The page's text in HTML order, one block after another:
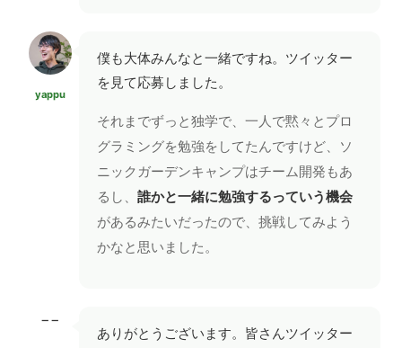
yappu
僕も大体みんなと一緒ですね。ツイッター
を見て応募しました。
それまでずっと独学で、一人で黙々とプロ
グラミングを勉強をしてたんですけど、ソ
ニックガーデンキャンプはチーム開発もあ
るし、 誰かと一緒に勉強するっていう機会
があるみたいだったので、挑戦してみよう
かなと思いました。
−−
ありがとうございます。皆さんツイッター